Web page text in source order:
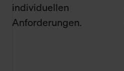
individuellen
Anforderungen.